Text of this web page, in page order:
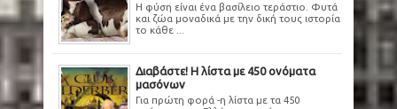
Η φύση είναι ένα βασίλειο τεράστιο. Φυτά
και ζώα μοναδικά με την δική τους ιστορία
το κάθε ...
Διαβάστε! Η λίστα με 450 ονόματα
μασόνων
Για πρώτη φορά -η λίστα με τα 450